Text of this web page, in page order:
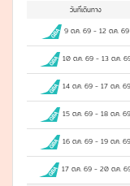
วันที่เดินทาง
9 ต.ค. 69 -12 ต.ค. 69
10 ต.ค. 69- 13 ต.ค.
14 ต.ค. 69 -17 ต.ค. 69
15 ต.ค. 69 -18 ต.ค. 69
16 ต.ค. 69 -19 ต.ค. 69
17 ต.ค. 69 -20 ต.ค.